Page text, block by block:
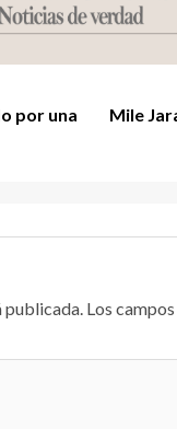
por una
Mile
publicada. Los